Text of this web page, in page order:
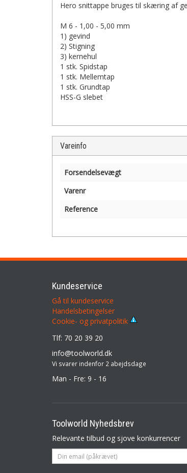
Hero snittappe bruges til skæring af
M 6 - 1,00 - 5,00 mm
1) gevind
2) Stigning
3) kernehul
1 stk. Spidstap
1 stk. Mellemtap
1 stk. Grundtap
HSS-G slebet
Vareinfo
Forsendelsevægt
Varenr
Reference
Kundeservice
Gå til kundeservice
Handelsbetingelser
Cookie- og privatpolitik
Tlf: 70 20 39 20
info@toolworld.dk
Vi svarer indenfor 2 abejdsdage
Man - Fre: 9 - 16
Toolworld Nyhedsbrev
Relevante tilbud og sjove konkurrencer